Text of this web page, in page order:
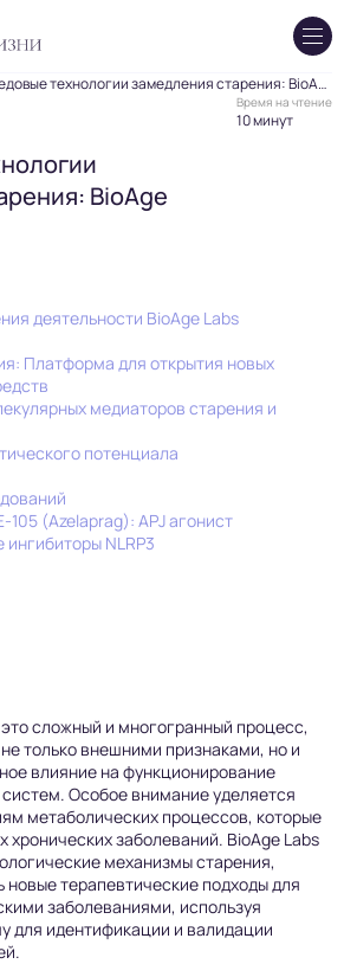
Передовые технологии замедления старения: BioAge Labs
Время на чтение
10 минут
BioAge
деятельности BioAge Labs
Платформа для открытия новых
медиаторов старения и
потенциала
105 (Azelaprag): APJ агонист
NLRP3
сложный и многогранный процесс,
только внешними признаками, но и
влияние на функционирование
Особое внимание уделяется
метаболических процессов, которые
хронических заболеваний. BioAge Labs
механизмы старения,
новые терапевтические подходы для
заболеваниями, используя
для идентификации и валидации